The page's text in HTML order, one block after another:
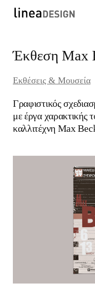
Έκθεση Max
Εκθέσεις & Μουσεία
Γραφιστικός
με έργα χαρακτικής
καλλιτέχνη Max